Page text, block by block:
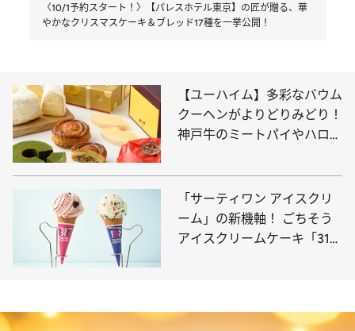
〈10/1予約スタート！〉【パレスホテル東京】の匠が贈る、華
やかなクリスマスケーキ＆ブレッド17種を一挙公開！
【ユーハイム】多彩なバウム
クーヘンがよりどりみどり！
神戸牛のミートパイやハロウ
見。ここだけで出合える絶品
アイテム10選
「サーティワン アイスクリ
ーム」の新機軸！ ごちそう
アイスクリームケーキ「31